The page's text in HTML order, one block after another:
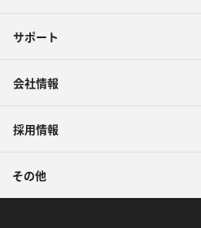
サポート
会社情報
採用情報
その他